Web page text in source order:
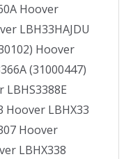
Hoover
LBH33HAJDU
Hoover
(31000447)
LBHS3388E
Hoover LBHX33
Hoover
LBHX338